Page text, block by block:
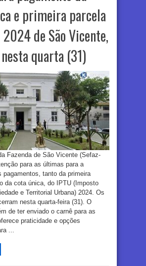
e primeira parcela
de São Vicente,
quarta (31)
Fazenda de São Vicente (Sefaz-
para as últimas para a
pagamentos, tanto da primeira
da cota única, do IPTU (Imposto
e Territorial Urbana) 2024. Os
nesta quarta-feira (31). O
de ter enviado o carnê para as
praticidade e opções
...